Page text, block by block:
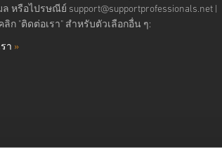
ล หรือไปรษณีย์ support@supportprofessionals.net|
ลิก "ติดต่อเรา" สำหรับตัวเลือกอื่น ๆ:
า »